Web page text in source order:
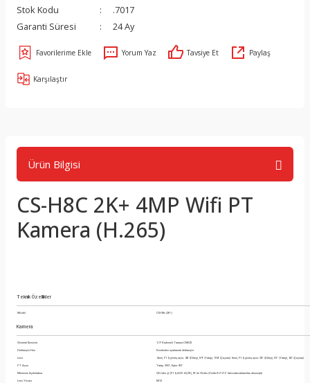
Stok Kodu
.7017
Garanti Süresi
24 Ay
Yorum Yaz Tavsiye Et Paylaş
Karşılaştır
Ürün Bilgisi
CS-H8C 2K+ 4MP Wifi PT
Kamera (H.265)
Teknik Özellikler
Model CS-H8c (2K⁺)
Kamera
Görüntü Sensörü 1/3" Kademeli Tarama CMOS
Deklanşör Hızı Kendinden uyarlamalı deklanşör
Lens 4 mm, F1.6, görüş açısı: 46° (Dikey), 89° (Yatay), 104° (Çapraz) 6 mm, F1.6, görüş açısı: 28° (Dikey), 52° (Yatay), 60° (Çapraz)
PT Açısı Yatay: 350°, Eğim: 80°
Minimum Aydınlatma 0,5 Lüks @ (F1.6, AGC AÇIK), IR ile 0 Lüks (Veriler EZVIZ laboratuvarlarından alınmıştır)
Lens Yuvası M12